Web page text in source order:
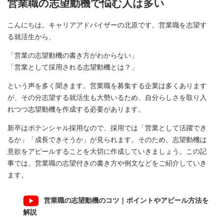
営業職の志望動機で悩む人は多い
こんにちは。キャリアアドバイザーの北原です。営業職を志望す
る就活生から、
「営業の志望動機の書き方がわからない」
「営業として採用される志望動機とは？」
という声を多く聞きます。営業職を募集する企業は多くあります
が、その分志望する就活生も大勢いるため、自分らしさを取り入
れつつ志望動機を作成する必要があります。
新卒はポテンシャル採用なので、採用では「営業として活躍でき
るか」「成長できそうか」が見られます。そのため、志望動機は
意欲をアピールすることを大切に作成していきましょう。この記
事では、営業職の志望付きの書き方や例文などをご紹介していき
ます。
営業職の志望動機のコツ｜ポイントやアピール方法を
解説